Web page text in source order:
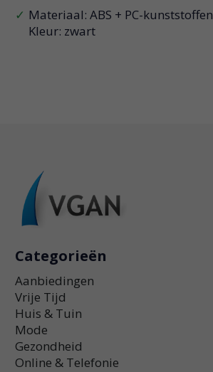
Materiaal: ABS + PC-kunststoffen
Kleur: zwart
Categorieën
Aanbiedingen
Vrije Tijd
Huis & Tuin
Mode
Gezondheid
Online & Telefonie